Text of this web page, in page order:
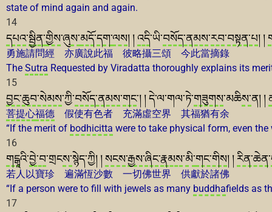
state of mind again and again.
14
དཔའ་སྦྱིན་གྱིས་ཞུས་མདོ་དག་ལས། །འདི་ཡི་བསོད་ནམས་རབ་བསྟན་པ། །
勇施請問經 亦廣說此福 彼略攝三頌 今此當摘錄
The Sutra Requested by Viradatta thoroughly explains its
15
བྱང་ཆུབ་སེམས་ཀྱི་བསོད་ནམས་གང་། ། དེ་ལ་གལ་ཏེ་གཟུགས་མཆིས་ན། །
菩提心福德 假使有色者 充滿虛空界 其福猶有余
“If the merit of bodhicitta were to take physical form, even
16
གངྒཱའི་བྱེ་བ་གྲངས་སྙེད་ཀྱི། །སངས་རྒྱས་ཞིང་རྣམས་མི་གང་གིས། ། རིན་ཆེན་
若人以寶珍 遍滿恆沙數 一切佛世界 供獻於諸佛
“If a person were to fill with jewels as many buddhafields as
17